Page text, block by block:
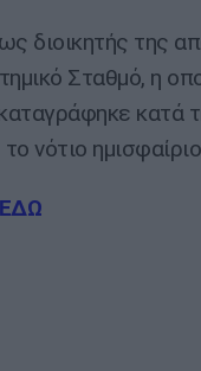
διοικητής της
Σταθμό, η
κατά
νότιο
ΕΔΩ